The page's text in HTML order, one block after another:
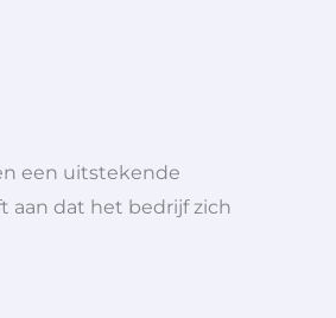
een uitstekende
aan dat het bedrijf zich